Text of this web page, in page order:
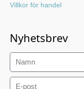
Villkor för handel
Nyhetsbrev